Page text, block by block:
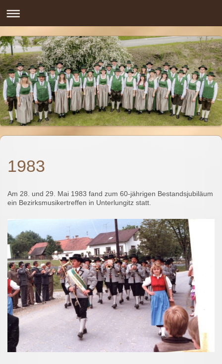
1983
Am 28. und 29. Mai 1983 fand zum 60-jährigen Bestandsjubiläum
ein Bezirksmusikertreffen in Unterlungitz statt.